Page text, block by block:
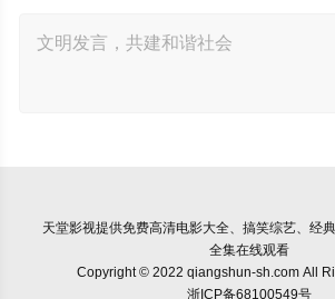
天堂影视提供免费高清电影大全、搞笑综艺、经
全集在线观看
Copyright © 2022 qiangshun-sh.com All
浙ICP备68100549号